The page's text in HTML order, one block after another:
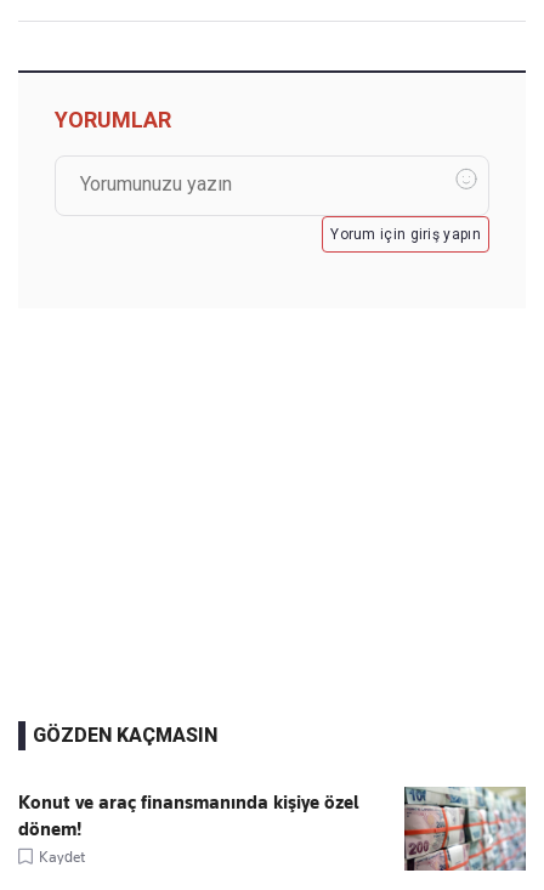
YORUMLAR
Yorum için giriş yapın
GÖZDEN KAÇMASIN
Konut ve araç finansmanında kişiye özel
dönem!
Kaydet